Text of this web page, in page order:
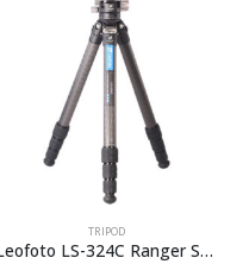
TRIPOD
Leofoto LS-324C Ranger Series Tripod and LH-40 ball Head